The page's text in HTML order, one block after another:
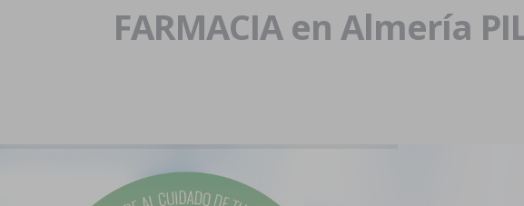
FARMACIA en Almería